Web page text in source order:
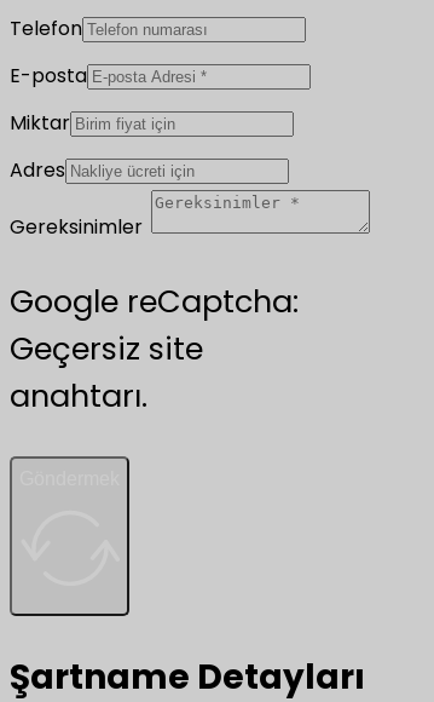
Telefon
E-posta
Miktar
Adres
Gereksinimler
Google reCaptcha:
Geçersiz site
anahtarı.
Şartname Detayları